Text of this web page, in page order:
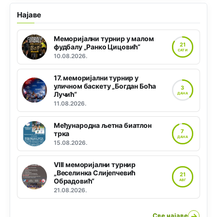
Најаве
Меморијални турнир у малом
фудбалу „Ранко Цицовић“
10.08.2026.
21
САТИ
17. меморијални турнир у
уличном баскету „Богдан Боћа
Лучић“
11.08.2026.
3
ДАНА
Међународна љетна биатлон
трка
15.08.2026.
7
ДАНА
VIII меморијални турнир
„Веселинка Слијепчевић
Обрадовић“
21.08.2026.
21
АВГ